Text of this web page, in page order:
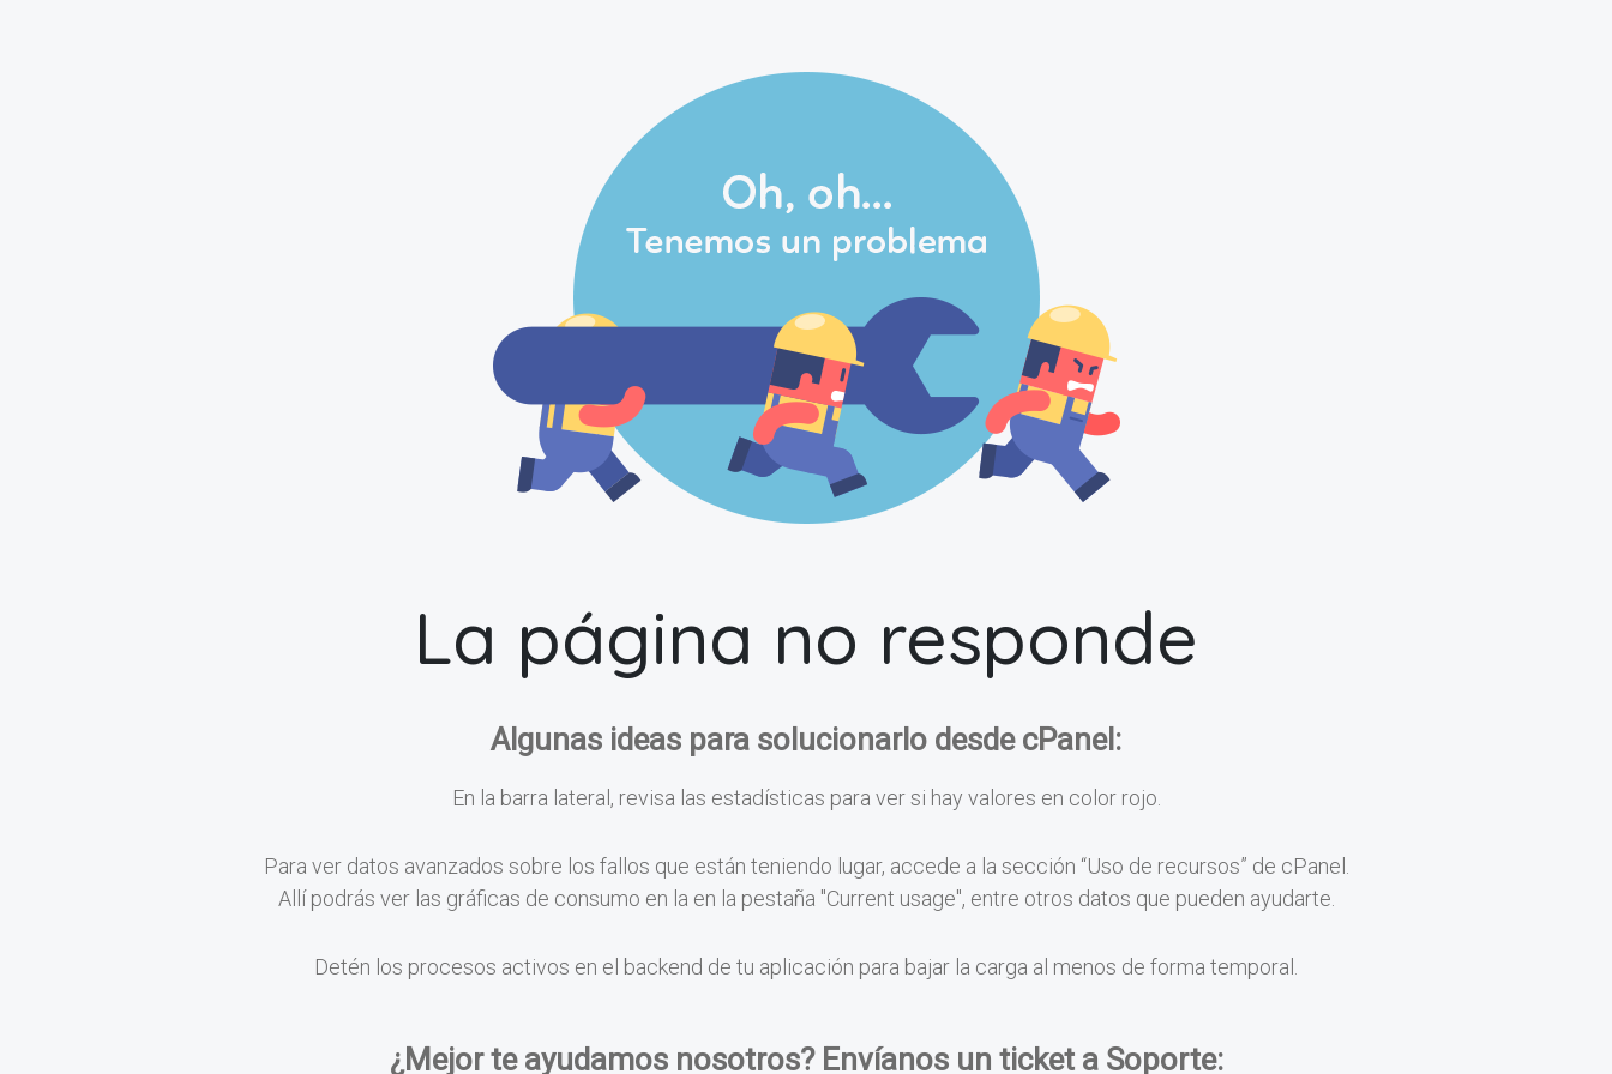
La página no responde
Algunas ideas para solucionarlo desde cPanel:
En la barra lateral, revisa las estadísticas para ver si hay valores en color rojo.
Para ver datos avanzados sobre los fallos que están teniendo lugar, accede a la sección “Uso de recursos” de cPanel.
Allí podrás ver las gráficas de consumo en la en la pestaña "Current usage", entre otros datos que pueden ayudarte.
Detén los procesos activos en el backend de tu aplicación para bajar la carga al menos de forma temporal.
¿Mejor te ayudamos nosotros? Envíanos un ticket a Soporte: